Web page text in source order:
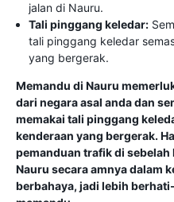
jalan di Nauru.
Tali pinggang keledar:
tali pinggang keledar
yang bergerak.
Memandu di Nauru
dari negara asal anda dan
memakai tali pinggang
kenderaan yang bergerak.
pemanduan trafik di sebelah
Nauru secara amnya dalam
berbahaya, jadi lebih